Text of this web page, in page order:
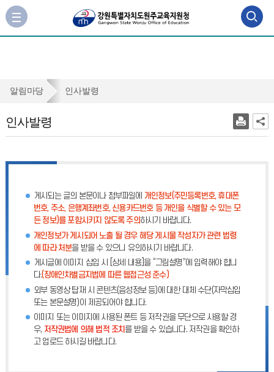
검
색
기
사
이
가
인
발
알림마당 인사발령
인사발령
게시되는 글의 본문이나 첨부파일에 개인정보(주민등록번호, 휴대폰
번호, 주소, 은행계좌번호, 신용카드번호 등 개인을 식별할 수 있는 모
든 정보)를 포함시키지 않도록 주의하시기 바랍니다.
개인정보가 게시되어 노출 될 경우 해당 게시물 작성자가 관련 법령
에 따라 처분을 받을 수 있으니 유의하시기 바랍니다.
게시글에 이미지 삽입 시 [상세 내용]을 “그림설명”에 입력해야 합니
다.(장애인차별금지법에 따른 웹접근성 준수)
외부 동영상 탑재 시 콘텐츠(음성정보 등)에 대한 대체 수단(자막삽입
또는 본문설명)이 제공되어야 합니다.
이미지 또는 이미지에 사용된 폰트 등 저작권을 무단으로 사용할 경
우, 저작권법에 의해 법적 조치 를 받을 수 있습니다. 저작권을 확인하
고 업로드 하시길 바랍니다.